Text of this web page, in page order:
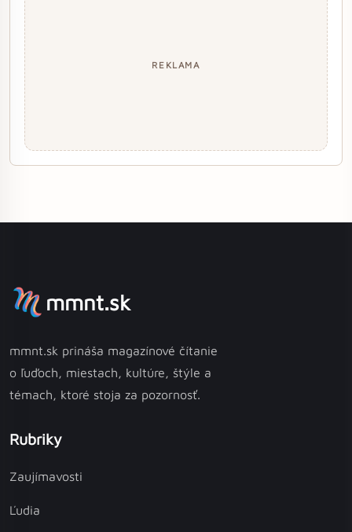
REKLAMA
mmnt.sk
mmnt.sk prináša magazínové čítanie
o ľuďoch, miestach, kultúre, štýle a
témach, ktoré stoja za pozornosť.
Rubriky
Zaujímavosti
Ľudia